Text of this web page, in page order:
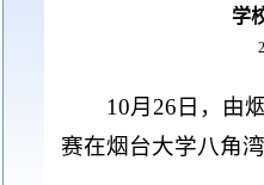
学
10月26日，由
赛在烟台大学八角